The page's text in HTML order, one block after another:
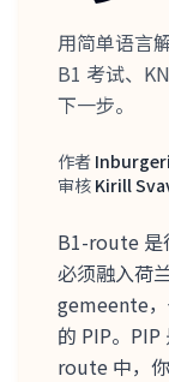
用简单语言
B1 考试、
下一步。
作者
作者
审核人
审核 Kirill
B1-route 是
必须融入荷
gemeente
的 PIP。
route 中，